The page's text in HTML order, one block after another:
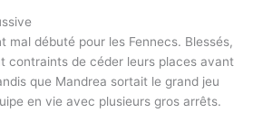
mal débuté pour les Fennecs. Blessés,
contraints de céder leurs places avant
que Mandrea sortait le grand jeu
en vie avec plusieurs gros arrêts.